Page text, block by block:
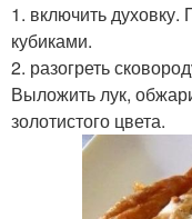
1. включить духовку.
кубиками.
2. разогреть
Выложить лук,
золотистого цвета.